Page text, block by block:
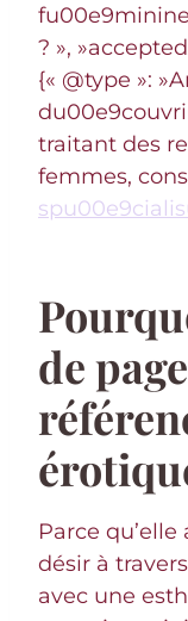
? »,
{« @type »:
traitant des
femmes,
de
Parce
désir à
avec une